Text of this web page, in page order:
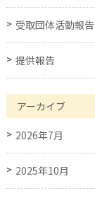
受取団体活動報告
提供報告
アーカイブ
2026年7月
2025年10月